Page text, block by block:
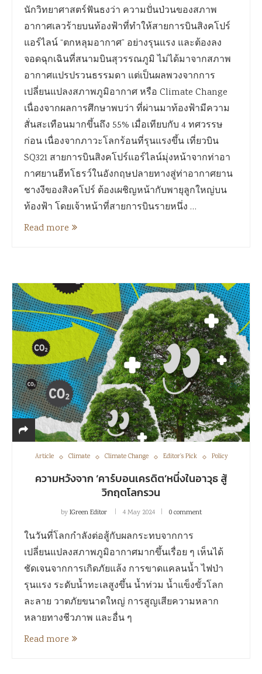
นักวิทยาศาสตร์ฟันธงว่า ความปั่นป่วนของสภาพ
อากาศเลวร้ายบนท้องฟ้าที่ทำให้สายการบินสิงคโปร์
แอร์ไลน์ “ตกหลุมอากาศ” อย่างรุนแรง และต้องลง
จอดฉุกเฉินที่สนามบินสุวรรณภูมิ ไม่ได้มาจากสภาพ
อากาศแปรปรวนธรรมดา แต่เป็นผลพวงจากการ
เปลี่ยนแปลงสภาพภูมิอากาศ หรือ Climate Change
เนื่องจากผลการศึกษาพบว่า ที่ผ่านมาท้องฟ้ามีความ
สั่นสะเทือนมากขึ้นถึง 55% เมื่อเทียบกับ 4 ทศวรรษ
ก่อน เนื่องจากภาวะโลกร้อนที่รุนแรงขึ้น เที่ยวบิน
SQ321 สายการบินสิงคโปร์แอร์ไลน์มุ่งหน้าจากท่าอา
กาศยานฮีทโธรว์ในอังกฤษปลายทางสู่ท่าอากาศยาน
ชางงีของสิงคโปร์ ต้องเผชิญหน้ากับพายุลูกใหญ่บน
ท้องฟ้า โดยเจ้าหน้าที่สายการบินรายหนึ่ง …
Read more
Article Climate Climate Change Editor's Pick Policy
ความหวังจาก ‘คาร์บอนเครดิต’หนึ่งในอาวุธ สู้
วิกฤตโลกรวน
byIGreen Editor 4 May 2024 0 comment
ในวันที่โลกกำลังต่อสู้กับผลกระทบจากการ
เปลี่ยนแปลงสภาพภูมิอากาศมากขึ้นเรื่อย ๆ เห็นได้
ชัดเจนจากการเกิดภัยแล้ง การขาดแคลนน้ำ ไฟป่า
รุนแรง ระดับน้ำทะเลสูงขึ้น น้ำท่วม น้ำแข็งขั้วโลก
ละลาย วาตภัยขนาดใหญ่ การสูญเสียความหลาก
หลายทางชีวภาพ และอื่น ๆ
Read more